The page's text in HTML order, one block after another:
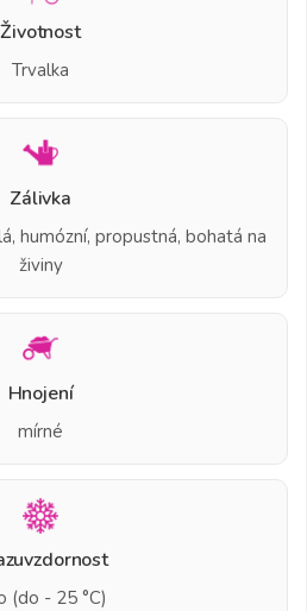
Životnost
Trvalka
Zálivka
humózní, propustná, bohatá na
živiny
Hnojení
mírné
(do - 25 °C)